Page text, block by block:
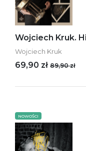
Wojciech Kruk.
Wojciech Kruk
69,90 zł 89,90 zł
NOWOŚCI